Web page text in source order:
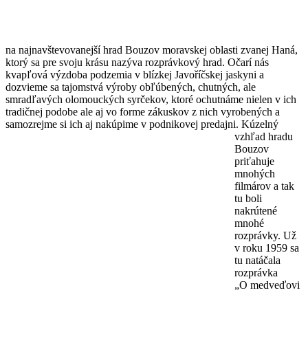
na najnavštevovanejší hrad Bouzov moravskej oblasti zvanej Haná,
ktorý sa pre svoju krásu nazýva rozprávkový hrad. Očarí nás
kvapľová výzdoba podzemia v blízkej Javoříčskej jaskyni a
dozvieme sa tajomstvá výroby obľúbených, chutných, ale
smradľavých olomouckých syrčekov, ktoré ochutnáme nielen v ich
tradičnej podobe ale aj vo forme zákuskov z nich vyrobených a
samozrejme si ich aj nakúpime v podnikovej predajni. Kúzelný
vzhľad hradu
Bouzov
priťahuje
mnohých
filmárov a tak
tu boli
nakrútené
mnohé
rozprávky. Už
v roku 1959 sa
tu natáčala
rozprávka
„O medveďovi